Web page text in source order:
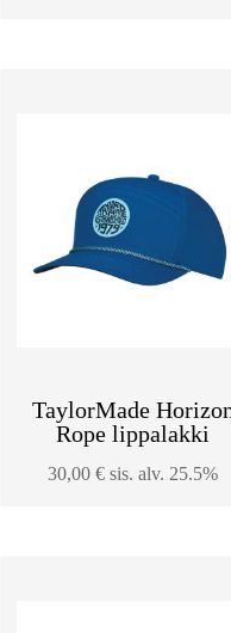
TaylorMade
Rope lippalakki
30,00€ sis. alv. 25.5%